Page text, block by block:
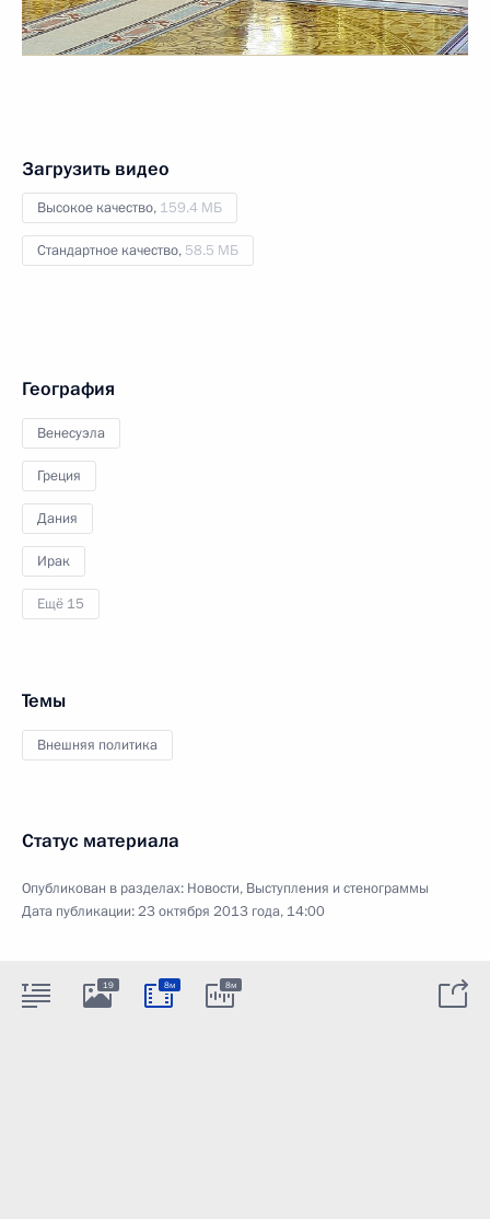
Загрузить видео
Высокое качество, 159.4 МБ
Стандартное качество, 58.5 МБ
География
Венесуэла
Греция
Дания
Ирак
Ещё 15
Темы
Внешняя политика
Статус материала
Опубликован в разделах: Новости, Выступления и стенограммы
Дата публикации:23 октября 2013 года, 14:00
19 8м 8м